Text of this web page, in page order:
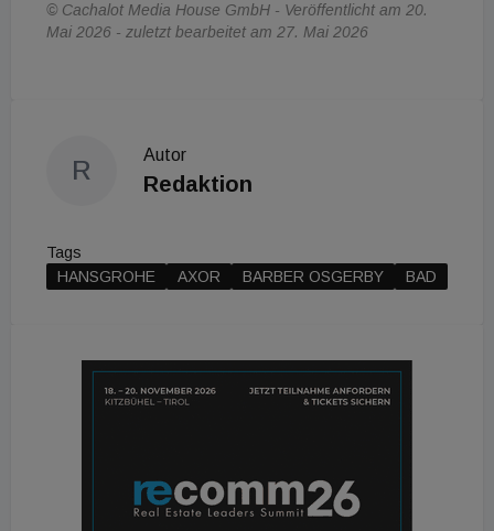
© Cachalot Media House GmbH - Veröffentlicht am 20.
Mai 2026 - zuletzt bearbeitet am 27. Mai 2026
R
Autor
Redaktion
Tags
HANSGROHE
AXOR BARBER OSGERBY BAD